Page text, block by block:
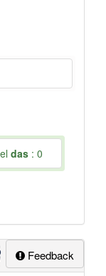
das : 0
Feedback